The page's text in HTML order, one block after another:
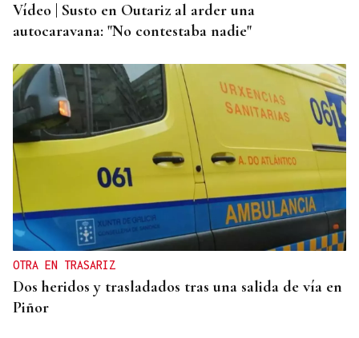
Vídeo | Susto en Outariz al arder una
autocaravana: "No contestaba nadie"
OTRA EN TRASARIZ
Dos heridos y trasladados tras una salida de vía en
Piñor